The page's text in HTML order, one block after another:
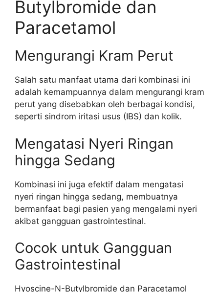
Butylbromide dan
Paracetamol
Mengurangi Kram Perut
Salah satu manfaat utama dari kombinasi ini
adalah kemampuannya dalam mengurangi kram
perut yang disebabkan oleh berbagai kondisi,
seperti sindrom iritasi usus (IBS) dan kolik.
Mengatasi Nyeri Ringan
hingga Sedang
Kombinasi ini juga efektif dalam mengatasi
nyeri ringan hingga sedang, membuatnya
bermanfaat bagi pasien yang mengalami nyeri
akibat gangguan gastrointestinal.
Cocok untuk Gangguan
Gastrointestinal
Hyoscine-N-Butylbromide dan Paracetamol